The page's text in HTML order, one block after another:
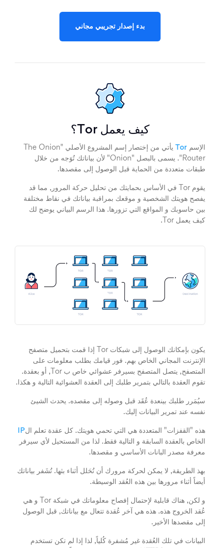
بدء إصدار تجريبي مجاني
كيف يعمل Tor؟
الإسم Tor
يأتي من إختصار إسم المشروع الأصلي "The Onion
Router". يسمى بالبصل "Onion" لأن بياناتك تُوَجه من خلال
طبقات متعددة من الحماية قبل الوصول إلى مقصدها.
يقوم Tor في الأساس بحمايتك من تحليل حركة المرور, مما قد
يفصح هويتك الشخصية و موقعك بمراقبة بياناتك في نقاط مختلفة
بين حاسوبك و المواقع التي تزورها. هذا الرسم البياني يوضح لك
كيف يعمل Tor.
يكون بإمكانك الوصول إلى شبكات Tor إذا قمت بتحميل متصفح
الإنترنت المجاني الخاص بهم. فور قيامك بطلب معلومات على
المتصفح, يتصل المتصفح بسيرفر عشوائي خاص ب Tor, أو بعقدة.
تقوم العقدة بالتالي بتمرير طلبك إلى العقدة العشوائية التالية و هكذا.
سيُمَرر طلبك بينعدة عُقَد قبل وصوله إلى مقصده. يحدث الشيئ
نفسه عند تمرير البيانات إليك.
هذه "القفزات" المتعددة هي التي تحمي هويتك. كل عقدة تعلم الIP
الخاص بالعقدة السابقة و التالية فقط. لذا من المستحيل لأي سيرفر
معرفة مصدر البانات الأساسي و مقصدها.
بهذ الطريقة, لا يمكن لحركة مرورك أن تُحَلل أثناء بثها. تُشَفر بياناتك
أيضاً أثناء مرورها بين هذه العُقد الوسيطة.
و لكن, هناك قابلية لإحتمال إفصاح معلوماتك في شبكة Tor و هي
عُقد الخروج هذه. هذه هي آخر عُقدة تتعال مع بياناتك, قبل الوصول
إلى مقصدها الأخير.
البيانات في تلك العُقدة غير مُشفرة كُلياً, لذا إذا لم تكن تستخدم